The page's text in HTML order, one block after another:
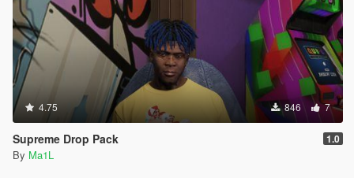
4.75 846 7
Supreme Drop Pack 1.0
By Ma1L